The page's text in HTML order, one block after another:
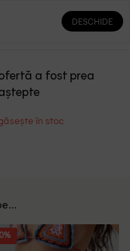
0 0
a fost prea
în stoc
DESCHIDE